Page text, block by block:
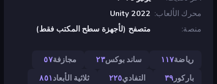
محرك الألعاب Unity 2022
منصة
متصفح (لأجهزة سطح المكتب فقط)
رياضة١١٧ ساند بوكس٢٣ مجازفة٥٧
باركور٣٩ التفادي٢٢٥ ثلاثية الأبعاد٨٥١